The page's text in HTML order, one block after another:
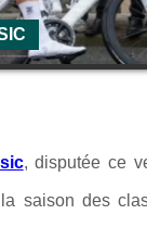
, disputée ce
saison des